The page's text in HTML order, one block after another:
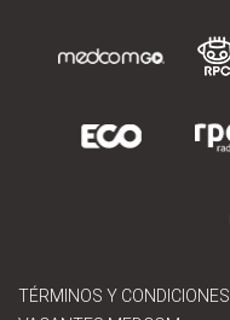
TÉRMINOS Y CONDICIONES